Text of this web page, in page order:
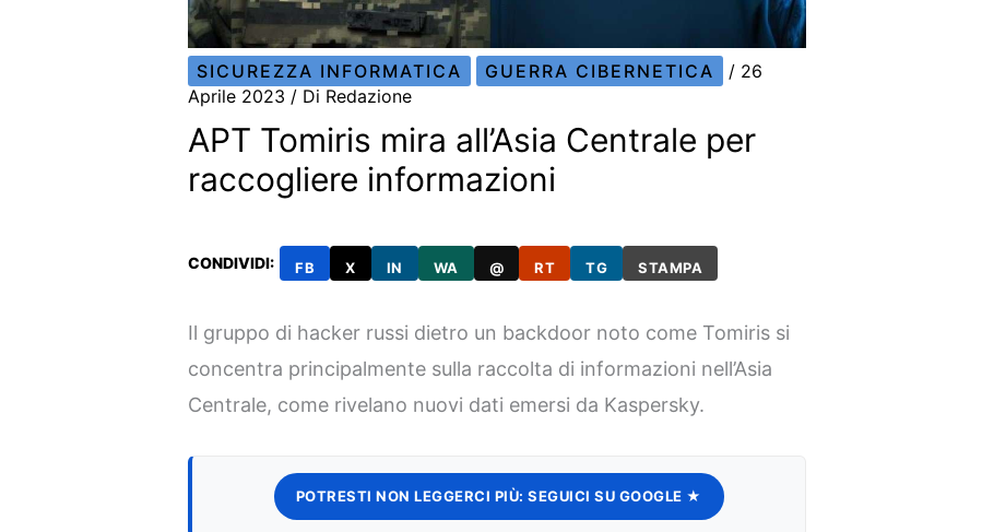
SICUREZZA INFORMATICA GUERRA CIBERNETICA / 26
Aprile 2023 / Di Redazione
APT Tomiris mira all’Asia Centrale per
raccogliere informazioni
CONDIVIDI: FB X IN WA @ RT TG STAMPA
Il gruppo di hacker russi dietro un backdoor noto come Tomiris si
concentra principalmente sulla raccolta di informazioni nell’Asia
Centrale, come rivelano nuovi dati emersi da Kaspersky.
POTRESTI NON LEGGERCI PIÙ: SEGUICI SU GOOGLE ★